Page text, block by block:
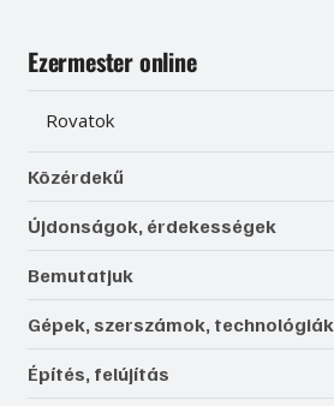
Ezermester online
Rovatok
Közérdekű
Újdonságok, érdekességek
Bemutatjuk
Gépek, szerszámok, technológiák
Építés, felújítás